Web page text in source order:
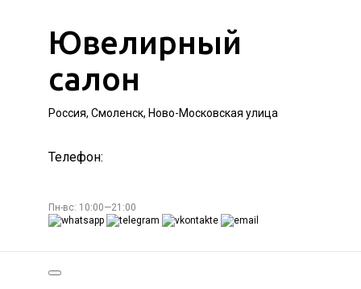
Ювелирный
салон
Россия, Смоленск, Ново-Московская улица
Телефон:
Пн-вс: 10:00—21:00